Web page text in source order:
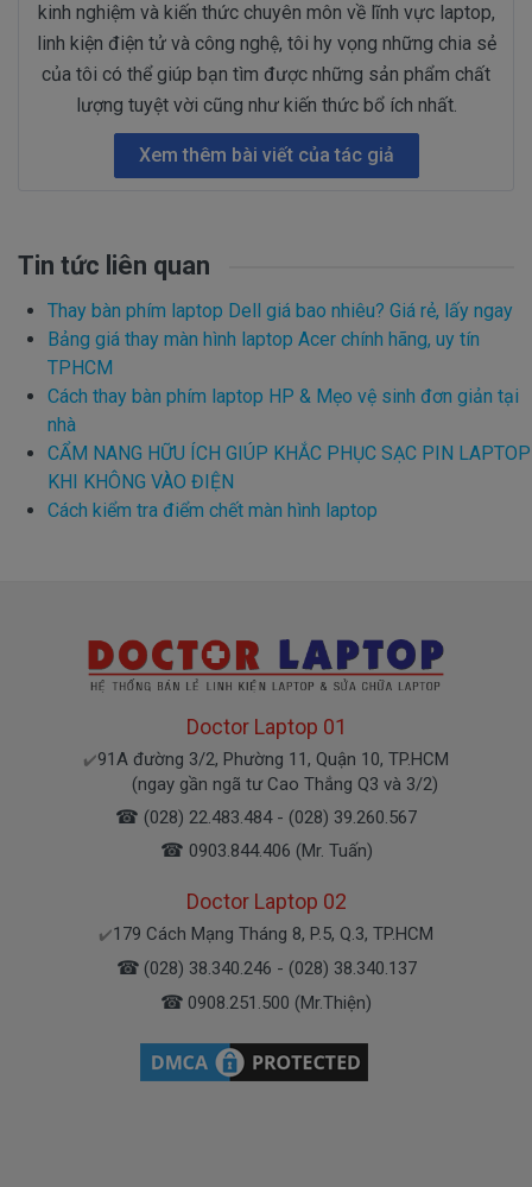
kinh nghiệm và kiến thức chuyên môn về lĩnh vực laptop,
linh kiện điện tử và công nghệ, tôi hy vọng những chia sẻ
của tôi có thể giúp bạn tìm được những sản phẩm chất
lượng tuyệt vời cũng như kiến thức bổ ích nhất.
Xem thêm bài viết của tác giả
Tin tức liên quan
Thay bàn phím laptop Dell giá bao nhiêu? Giá rẻ, lấy ngay
Bảng giá thay màn hình laptop Acer chính hãng, uy tín
TPHCM
Cách thay bàn phím laptop HP & Mẹo vệ sinh đơn giản tại
nhà
CẨM NANG HỮU ÍCH GIÚP KHẮC PHỤC SẠC PIN LAPTOP
KHI KHÔNG VÀO ĐIỆN
Cách kiểm tra điểm chết màn hình laptop
Doctor Laptop 01
✔️91A đường 3/2, Phường 11, Quận 10, TP.HCM
(ngay gần ngã tư Cao Thắng Q3 và 3/2)
☎ (028) 22.483.484 - (028) 39.260.567
☎ 0903.844.406 (Mr. Tuấn)
Doctor Laptop 02
✔️179 Cách Mạng Tháng 8, P.5, Q.3, TP.HCM
☎ (028) 38.340.246 - (028) 38.340.137
☎ 0908.251.500 (Mr.Thiện)